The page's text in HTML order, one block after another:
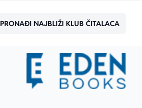
PRONAĐI NAJBLIŽI KLUB ČITALACA